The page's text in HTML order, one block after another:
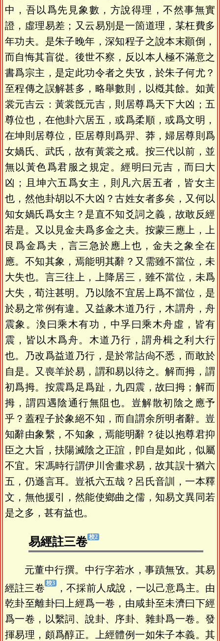
中，吾以爲先見象數，方說得理，不然事無實
證，虛理易差；又云易別是一箇道理，某枉費多
年功夫。是朱子晚年，深知程子之說本末顚倒，
而自悔其盲從。後世不察，反以本人極不滿意之
書爲宗主，是定此功令者之失攷，於朱子何尤？
至程傳之誤解甚多，略舉數則，以槪其餘。如黃
裳元吉云：黃裳旣元吉，則居尊爲天下大凶；五
尊位也，在他卦六居五，或爲柔順，或爲文明，
在坤則居尊位，臣居尊則爲羿、莽，婦居尊則爲
女媧氏、武氏，故有黃裳之戒。按三代以前，並
無以黃色爲君服之規定。經明曰元吉，而曰大
凶；且坤六五爲女主，則凡六居五者，皆女主
也，然他卦胡以不大凶？古姓女者多矣，又何以
知女媧氏爲女主？是直不知爻詞之義，故敢反經
若是。又以見金夫爲多金之夫。按蒙三應上，上
艮爲金爲夫，言三急於應上也，金夫之象全在
應。不知其象，焉能明其辭？又需雖不當位，未
大失也。言三往上，上降居三，雖不當位，未爲
大失，荀注甚明。乃以陰不宜居上爲不當位，是
於易之常例有違。又益彖木道乃行，木謂舟，舟
震象。渙曰乘木有功，中孚曰乘木舟虛，皆有
震，皆以木爲舟。木道乃行，謂舟楫之利大行
也。乃改爲益道乃行，是於常詁尙不悉，而敢於
自是。又喪羊於易，謂和易以待之。解而拇，謂
初爲拇。按震爲足爲趾，九四震，故曰拇；解而
拇，謂四遇陰通行無阻也。豈解散初陰之應予
乎？蓋程子於象絕不知，而自謂余所明者辭。豈
知辭由象繫，不知象，焉能明辭？徒以抱尊君抑
臣之大旨，扶陽滅陰之正誼，卽自是如此，似屬
不宜。宋馮時行謂伊川舍畫求易，故其誤十猶六
五，仍遜言耳。豈祇六五哉？呂氏音訓，一本釋
文，無他援引，然能使鄉曲之儒，知易文異同若
是之多，甚有益也。
易經註三卷
元董中行撰。中行字若水，事蹟無攷。其易
經註三卷
，不採前人成說，一以己意爲主。由
乾卦至離卦曰上經爲一卷，由咸卦至未濟曰下經
爲一卷，以繫詞、說卦、序卦、雜卦爲一卷。發
揮易理，頗爲醇正。上經體例一如朱子本義。其